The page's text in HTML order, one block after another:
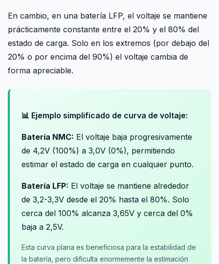
En cambio, en una batería LFP, el voltaje se mantiene
prácticamente constante entre el 20% y el 80% del
estado de carga. Solo en los extremos (por debajo del
20% o por encima del 90%) el voltaje cambia de
forma apreciable.
📊 Ejemplo simplificado de curva de voltaje:
Batería NMC: El voltaje baja progresivamente
de 4,2V (100%) a 3,0V (0%), permitiendo
estimar el estado de carga en cualquier punto.
Batería LFP: El voltaje se mantiene alrededor
de 3,2-3,3V desde el 20% hasta el 80%. Solo
cerca del 100% alcanza 3,65V y cerca del 0%
baja a 2,5V.
Esta curva plana es beneficiosa para la estabilidad de
la batería, pero dificulta enormemente la estimación